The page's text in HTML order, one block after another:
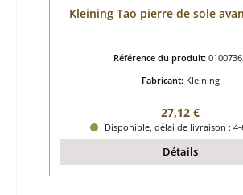
Kleining Tao pierre de sole
Référence du produit:
Fabricant: Kleining
Prix régulier :
27,12 €
Disponible, délai de livraison :
Détails